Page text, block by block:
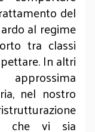
del
al regime
tra classi
In altri
nel nostro
che vi sia